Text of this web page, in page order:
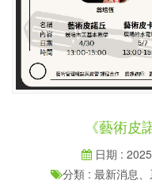
《藝術皮
日期 :
分類 : 最新消息、